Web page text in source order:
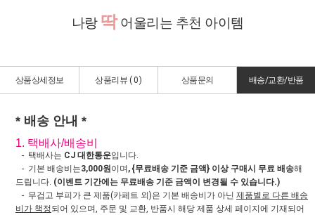
나랑 딱어울리는 추천 아이템
상품상세정보 상품리뷰 ( 0) 상품문의 배송/교환/반품
* 배송 안내 *
1. 택배사/배송비
- 택배사는 CJ 대한통운입니다.
- 기본 배송비는3,000원이며 , {무료배송 기준 금액} 이상 구매시 무료 배송해
드립니다. (이벤트 기간에는 무료배송 기준 금액이 변경될 수 있습니다.)
- 무겁고 부피가 큰 제품(카페트 외)은 기본 배송비가 아닌 제품별로 다른 배송
비가 책정되어 있으며, 주문 및 교환, 반품시 해당 제품 상세 페이지에 기재되어